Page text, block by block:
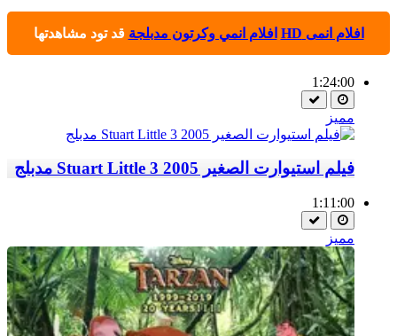
افلام انمى HD افلام انمي وكرتون مدبلجة قد تود مشاهدتها
1:24:00
مميز
فيلم استيوارت الصغير Stuart Little 3 2005 مدبلج
1:11:00
مميز